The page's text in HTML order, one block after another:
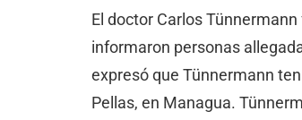
El doctor Carlos
informaron personas
expresó que Tünnermann
Pellas, en Managua.